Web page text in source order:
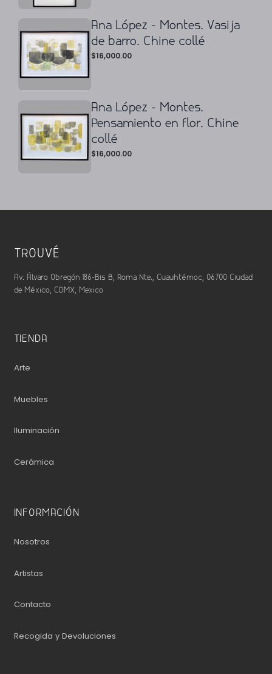
Ana López - Montes. Vasija
de barro. Chine collé
$16,000.00
Ana López - Montes.
Pensamiento en flor. Chine
collé
$16,000.00
TROUVÉ
Av. Álvaro Obregón 186-Bis B, Roma Nte., Cuauhtémoc, 06700 Ciudad
de México, CDMX, Mexico
TIENDA
Arte
Muebles
Iluminación
Cerámica
INFORMACIÓN
Nosotros
Artistas
Contacto
Recogida y Devoluciones